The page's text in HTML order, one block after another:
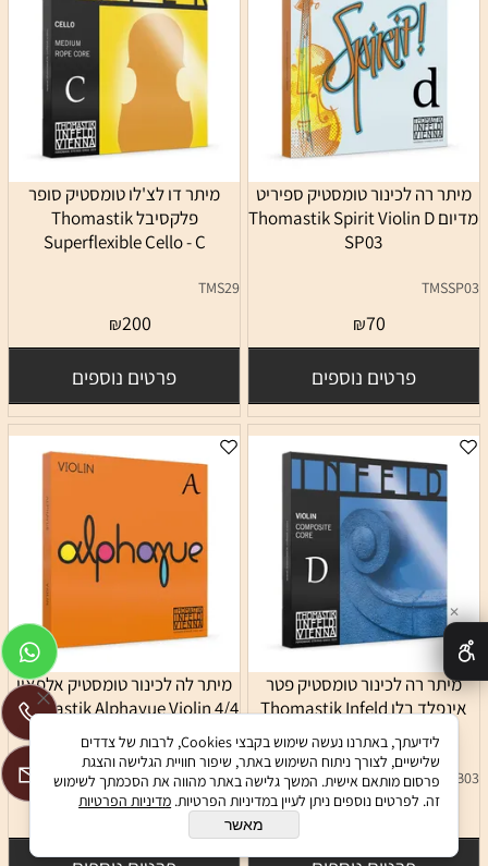
מיתר רה לכינור טומסטיק ספיריט
מדיום Thomastik Spirit Violin D
SP03
TMSSP03
₪70
פרטים נוספים
מיתר דו לצ'לו טומסטיק סופר
פלקסיבל Thomastik
Superflexible Cello - C
TMS29
₪200
פרטים נוספים
מיתר רה לכינור טומסטיק פטר
אינפלד בלו Thomastik Infeld
Blue Violin - medium D
TMSIB03
115
מיתר לה לכינור טומסטיק אלפאיו
4/4 Thomastik Alphayue Violin
- medium A
TMSAL02
₪45
✕
לידיעתך, באתרנו נעשה שימוש בקבצי Cookies, לרבות של צדדים
שלישיים, לצורך ניתוח השימוש באתר, שיפור חוויית הגלישה והצגת
פרסום מותאם אישית. המשך גלישה באתר מהווה את הסכמתך לשימוש
זה. לפרטים נוספים ניתן לעיין במדיניות הפרטיות. מדיניות הפרטיות
מאשר